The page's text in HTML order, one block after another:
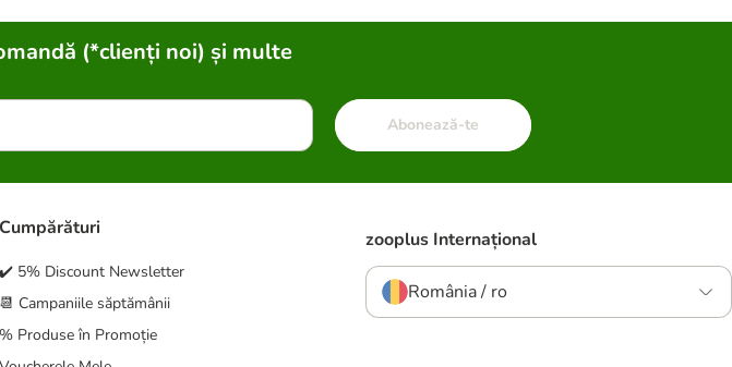
(*clienți noi) și multe
Abonează-te
Cumpărături
✔️ 5% Discount Newsletter
📆 Campaniile săptămânii
% Produse în Promoție
zooplus Internațional
România / ro